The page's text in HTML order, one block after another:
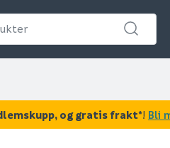
og gratis frakt*! Bli